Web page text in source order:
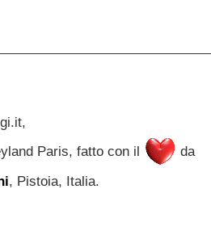
Paris, fatto con il
da
, Pistoia, Italia.